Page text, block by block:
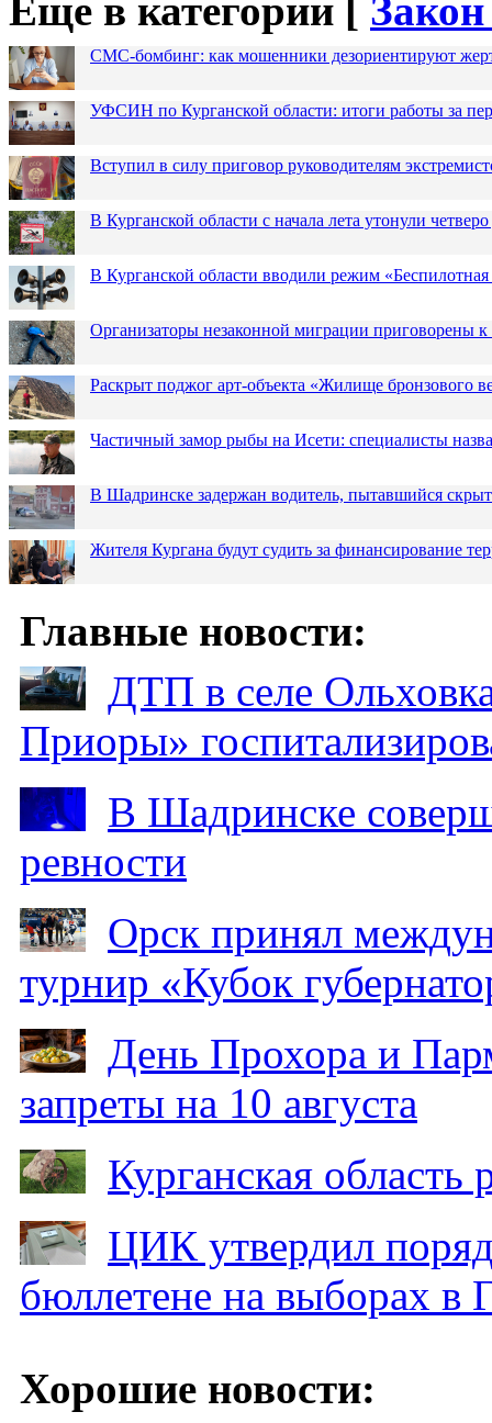
Еще в категории [
СМС-бомбинг: как мошенники дезориентируют
УФСИН по Курганской области: итоги работы за
Вступил в силу приговор руководителям
В Курганской области с начала лета утонули четверо
В Курганской области вводили режим «Беспилотная
Организаторы незаконной миграции приговорены
Раскрыт поджог арт-объекта «Жилище бронзового
Частичный замор рыбы на Исети: специалисты
В Шадринске задержан водитель, пытавшийся
Жителя Кургана будут судить за финансирование
Главные новости:
ДТП в селе
Приоры»
В Шадринске
ревности
Орск принял
турнир «Кубок
День Прохора и
запреты на 10 августа
Курганская
ЦИК утвердил
бюллетене на выборах в
Хорошие новости: